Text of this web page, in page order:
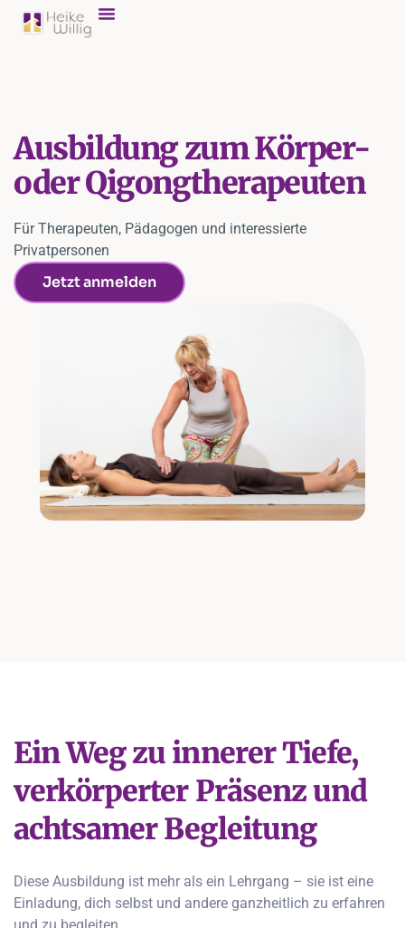
Ausbildung zum Körper-
oder Qigongtherapeuten
Für Therapeuten, Pädagogen und interessierte
Privatpersonen
Jetzt anmelden
Ein Weg zu innerer Tiefe,
verkörperter Präsenz und
achtsamer Begleitung
Diese Ausbildung ist mehr als ein Lehrgang – sie ist eine
Einladung, dich selbst und andere ganzheitlich zu erfahren